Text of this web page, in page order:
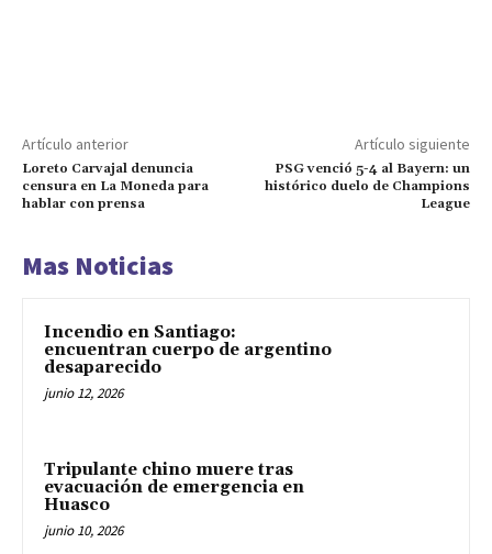
Artículo anterior
Loreto Carvajal denuncia
censura en La Moneda para
hablar con prensa
Artículo siguiente
PSG venció 5-4 al Bayern: un
histórico duelo de Champions
League
Mas Noticias
Incendio en Santiago:
encuentran cuerpo de argentino
desaparecido
junio 12, 2026
Tripulante chino muere tras
evacuación de emergencia en
Huasco
junio 10, 2026